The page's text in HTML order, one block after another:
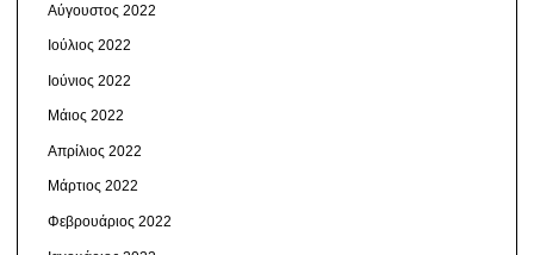
Αύγουστος 2022
Ιούλιος 2022
Ιούνιος 2022
Μάιος 2022
Απρίλιος 2022
Μάρτιος 2022
Φεβρουάριος 2022